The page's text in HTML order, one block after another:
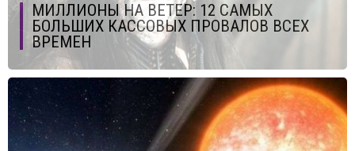
МИЛЛИОНЫ НА ВЕТЕР: 12 САМЫХ
БОЛЬШИХ КАССОВЫХ ПРОВАЛОВ ВСЕХ
ВРЕМЕН